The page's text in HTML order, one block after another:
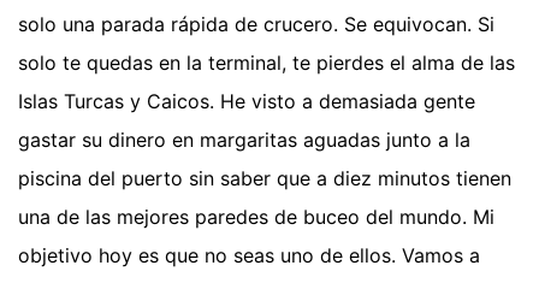
solo una parada rápida de crucero. Se equivocan. Si
solo te quedas en la terminal, te pierdes el alma de las
Islas Turcas y Caicos. He visto a demasiada gente
gastar su dinero en margaritas aguadas junto a la
piscina del puerto sin saber que a diez minutos tienen
una de las mejores paredes de buceo del mundo. Mi
objetivo hoy es que no seas uno de ellos. Vamos a